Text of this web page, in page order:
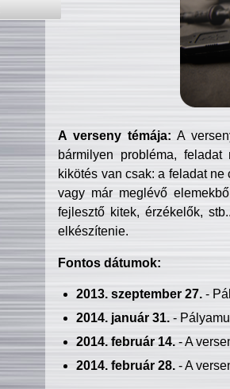
A verseny témája: A
bármilyen probléma, feladat
kikötés van csak: a feladat
vagy már meglévő
fejlesztő kitek, érzékelők,
elkészítenie.
Fontos dátumok:
2013. szeptember 27.-
2014. január 31.-
2014. február 14.- A
2014. február 28.- A